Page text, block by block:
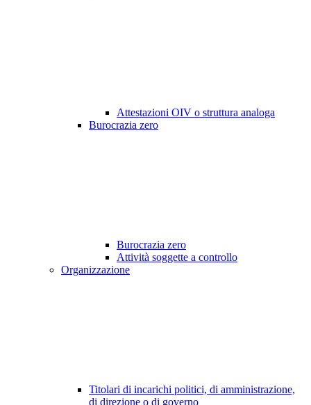
Attestazioni OIV o struttura analoga
Burocrazia zero
Burocrazia zero
Attività soggette a controllo
Organizzazione
Titolari di incarichi politici, di amministrazione,
di direzione o di governo